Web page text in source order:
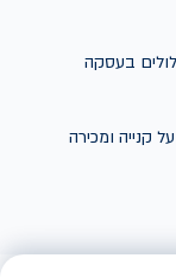
בעסקה
קנייה ומכירה